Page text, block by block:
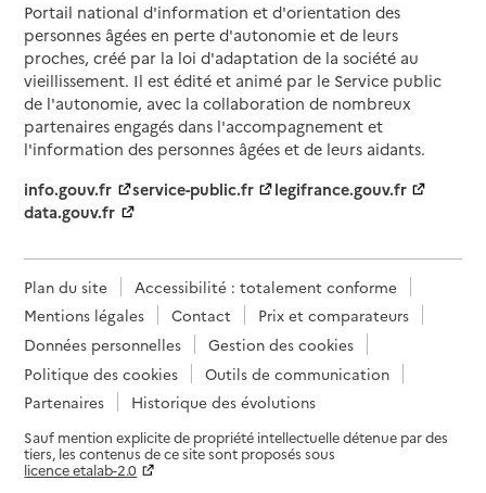
Portail national d'information et d'orientation des
personnes âgées en perte d'autonomie et de leurs
proches, créé par la loi d'adaptation de la société au
vieillissement. Il est édité et animé par le Service public
de l'autonomie, avec la collaboration de nombreux
partenaires engagés dans l'accompagnement et
l'information des personnes âgées et de leurs aidants.
info.gouv.fr
service-public.fr
legifrance.gouv.fr
data.gouv.fr
Plan du site
Accessibilité : totalement conforme
Mentions légales
Contact
Prix et comparateurs
Données personnelles
Gestion des cookies
Politique des cookies
Outils de communication
Partenaires
Historique des évolutions
Sauf mention explicite de propriété intellectuelle détenue par des
tiers, les contenus de ce site sont proposés sous
licence etalab-2.0